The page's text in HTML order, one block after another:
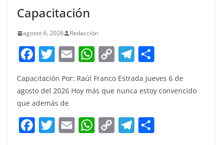
Capacitación
agosto 6, 2026 Redacción
F
a
c
e
b
o
T
itt
er
E
m
ai
W
at
A
p
C
p
Li
n
T
el
e
a
m
ar
e
Capacitación Por: Raúl Franco Estrada Jueves 6 de
agosto del 2026 Hoy más que nunca estoy convencido
que además de
F T E W C T